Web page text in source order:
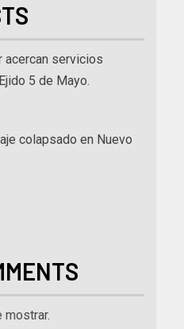
acercan servicios
5 de Mayo.
colapsado en Nuevo
mostrar.